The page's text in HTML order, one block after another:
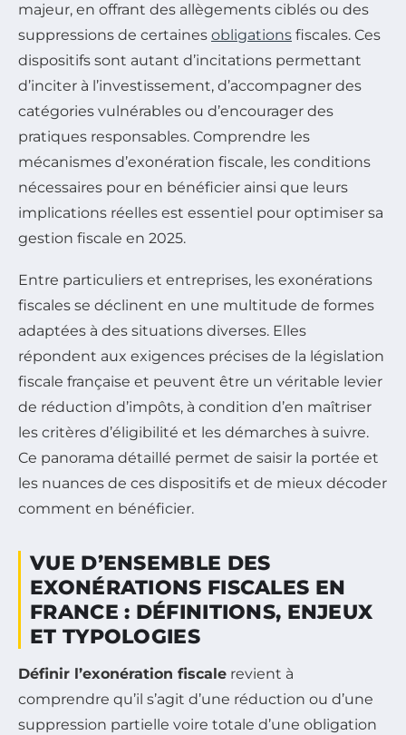
majeur, en offrant des allègements ciblés ou des
suppressions de certaines obligations fiscales. Ces
dispositifs sont autant d’incitations permettant
d’inciter à l’investissement, d’accompagner des
catégories vulnérables ou d’encourager des
pratiques responsables. Comprendre les
mécanismes d’exonération fiscale, les conditions
nécessaires pour en bénéficier ainsi que leurs
implications réelles est essentiel pour optimiser sa
gestion fiscale en 2025.
Entre particuliers et entreprises, les exonérations
fiscales se déclinent en une multitude de formes
adaptées à des situations diverses. Elles
répondent aux exigences précises de la législation
fiscale française et peuvent être un véritable levier
de réduction d’impôts, à condition d’en maîtriser
les critères d’éligibilité et les démarches à suivre.
Ce panorama détaillé permet de saisir la portée et
les nuances de ces dispositifs et de mieux décoder
comment en bénéficier.
VUE D’ENSEMBLE DES
EXONÉRATIONS FISCALES EN
FRANCE : DÉFINITIONS, ENJEUX
ET TYPOLOGIES
Définir l’exonération fiscale revient à
comprendre qu’il s’agit d’une réduction ou d’une
suppression partielle voire totale d’une obligation